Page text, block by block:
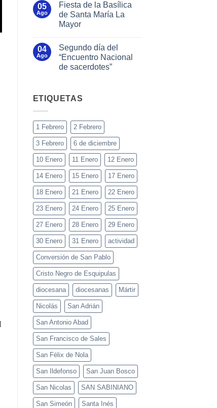
05
Ago
Fiesta de la Basílica
de Santa María La
Mayor
04
Ago
Segundo día del
“Encuentro Nacional
de sacerdotes”
ETIQUETAS
1 Febrero 2 Febrero
3 Febrero 6 de diciembre
10 Enero 11 Enero 12 Enero
14 Enero 15 Enero 17 Enero
18 Enero 21 Enero 22 Enero
23 Enero 24 Enero 25 Enero
27 Enero 28 Enero 29 Enero
30 Enero 31 Enero actividad
Conversión de San Pablo
Cristo Negro de Esquipulas
diocesana diocesanas Mártir
Nicolás San Adrián
San Antonio Abad
San Francisco de Sales
San Félix de Nola
San Ildefonso San Juan Bosco
San Nicolas SAN SABINIANO
San Simeón Santa Inés